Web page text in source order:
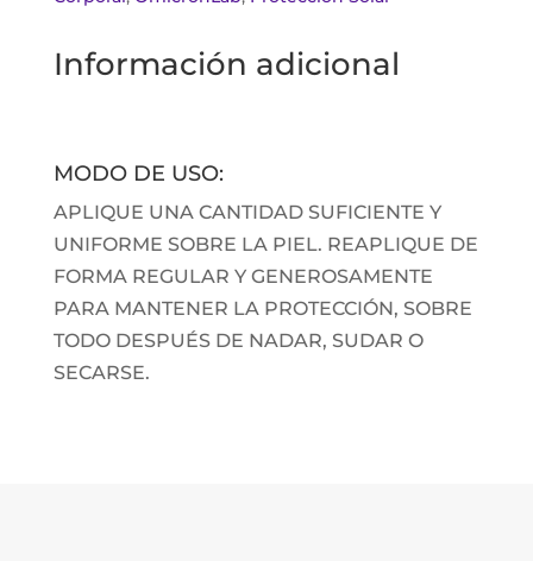
Información adicional
MODO DE USO:
APLIQUE UNA CANTIDAD SUFICIENTE Y
UNIFORME SOBRE LA PIEL. REAPLIQUE DE
FORMA REGULAR Y GENEROSAMENTE
PARA MANTENER LA PROTECCIÓN, SOBRE
TODO DESPUÉS DE NADAR, SUDAR O
SECARSE.